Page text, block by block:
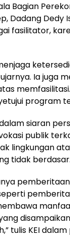
Bagian
Dadang Dedy
fasilitator,
Ia juga
program
siaran
publik
lingkungan
tidak berdasar.
tulis KEI